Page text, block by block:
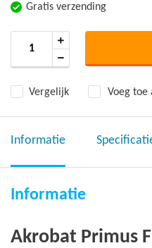
Gratis verzending
Vergelijk Voeg toe
Informatie
Informatie
Akrobat Primus